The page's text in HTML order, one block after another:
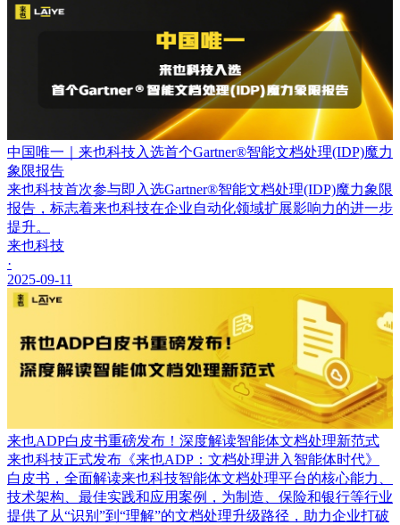
中国唯一｜来也科技入选首个Gartner®智能文档处理(IDP)魔力
象限报告
来也科技首次参与即入选Gartner®智能文档处理(IDP)魔力象限
报告，标志着来也科技在企业自动化领域扩展影响力的进一步
提升。
来也科技
·
2025-09-11
来也ADP白皮书重磅发布！深度解读智能体文档处理新范式
来也科技正式发布《来也ADP：文档处理进入智能体时代》
白皮书，全面解读来也科技智能体文档处理平台的核心能力、
技术架构、最佳实践和应用案例，为制造、保险和银行等行业
提供了从“识别”到“理解”的文档处理升级路径，助力企业打破